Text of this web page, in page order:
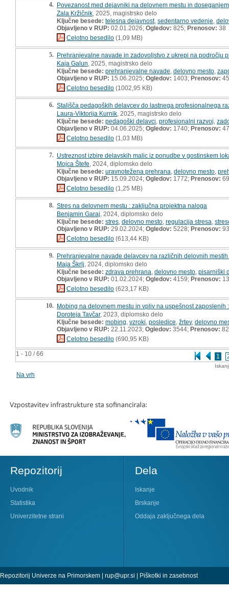
1 - 10 / 66 1
4. Povezanost med dejavniki na delovnem mestu in
Zala Kržičnik , 2025, magistrsko delo
Ključne besede: telesna dejavnost, sedentarno vedenje
Objavljeno v RUP: 02.01.2026; Ogledov: 825; Prenosov: 38
Celotno besedilo (1,09 MB)
5. Prehranjevalne navade in zadovoljstvo z ukrepi na področju
Kaja Galun , 2025, magistrsko delo
Ključne besede: prehranjevalne navade delovno mesto
Objavljeno v RUP: 15.06.2025; Ogledov: 1403; Prenosov: 45
Celotno besedilo (1002,95 KB)
6. Stališča pedagoških delavcev do lastnega profesionalnega
Laura-Viktorija Kurnik , 2025, magistrsko delo
Ključne besede: pedagoški delavci profesionalni razvoj
Objavljeno v RUP: 04.06.2025; Ogledov: 1740; Prenosov: 47
Celotno besedilo (1,03 MB)
7. Ustreznost izbire delavskih malic iz ponudbe v gostinskem
Mojca Štefe , 2024, diplomsko delo
Ključne besede: uravnotežena prehrana delovno mesto
Objavljeno v RUP: 15.09.2024; Ogledov: 1772; Prenosov: 69
Celotno besedilo (1,25 MB)
8. Stres na delovnem mestu : zaključna projektna naloga
Benjamin Garaj , 2024, diplomsko delo
Ključne besede: stres delovno mesto regulacija stresa
Objavljeno v RUP: 29.02.2024; Ogledov: 5228; Prenosov: 93
Celotno besedilo (613,44 KB)
9. Prehranjevalne navade delavcev na različnih delovnih
Maja Škrlj , 2024, diplomsko delo
Ključne besede: zdrava prehrana delovno mesto pisarniški
Objavljeno v RUP: 01.02.2024; Ogledov: 4159; Prenosov:
Celotno besedilo (623,17 KB)
10. Mobing na delovnem mestu in vpliv na uspešnost zaposlenih
Doroteja Tavčar, 2023, diplomsko delo
Ključne besede: mobing vzroki posledice žrtev, delovno
Objavljeno v RUP: 22.11.2023; Ogledov: 3544; Prenosov: 82
Celotno besedilo (690,95 KB)
Na vrh
Repozitorij
Uvodnik
Statistika
Univerzitetne strani
Dela
Iskanje
Brskanje
Oddaja zaključnega dela
Repozitorij Univerze na Primorskem | rup@upr.si | Piškotki in zasebnost